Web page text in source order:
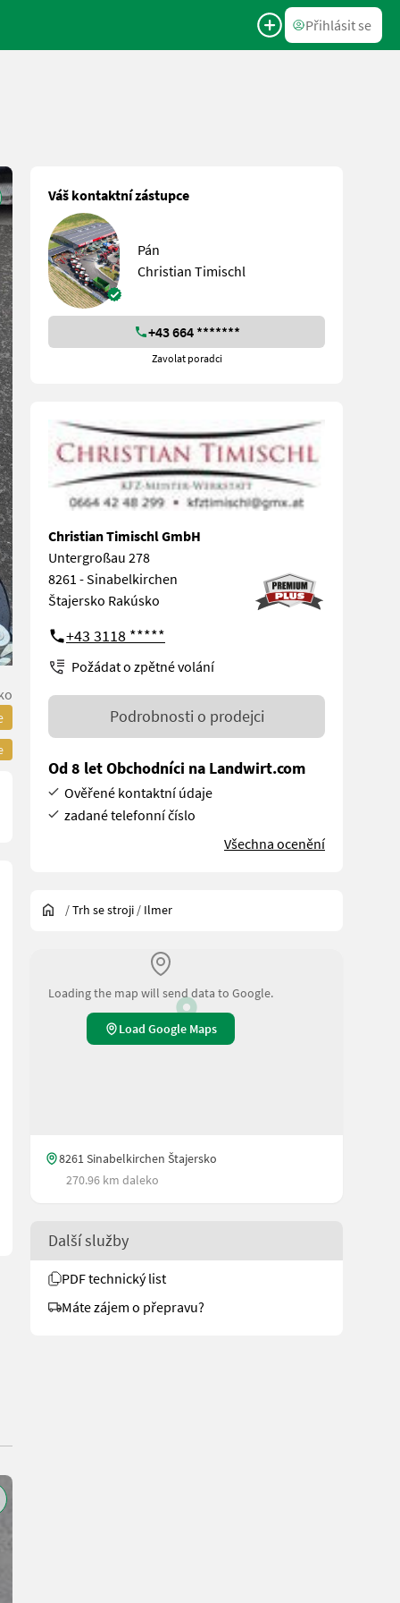
Přihlásit se
Váš kontaktní zástupce
Pán
Christian Timischl
+43 664 *******
Zavolat poradci
Christian Timischl GmbH
Untergroßau 278
8261 - Sinabelkirchen
Štajersko Rakúsko
+43 3118 *****
Požádat o zpětné volání
Podrobnosti o prodejci
Od 8 let Obchodníci na Landwirt.com
Ověřené kontaktní údaje
zadané telefonní číslo
Všechna ocenění
/Trh se stroji / Ilmer
Loading the map will send data to Google.
Load Google Maps
8261 Sinabelkirchen Štajersko
270.96 km daleko
Další služby
PDF technický list
Máte zájem o přepravu?